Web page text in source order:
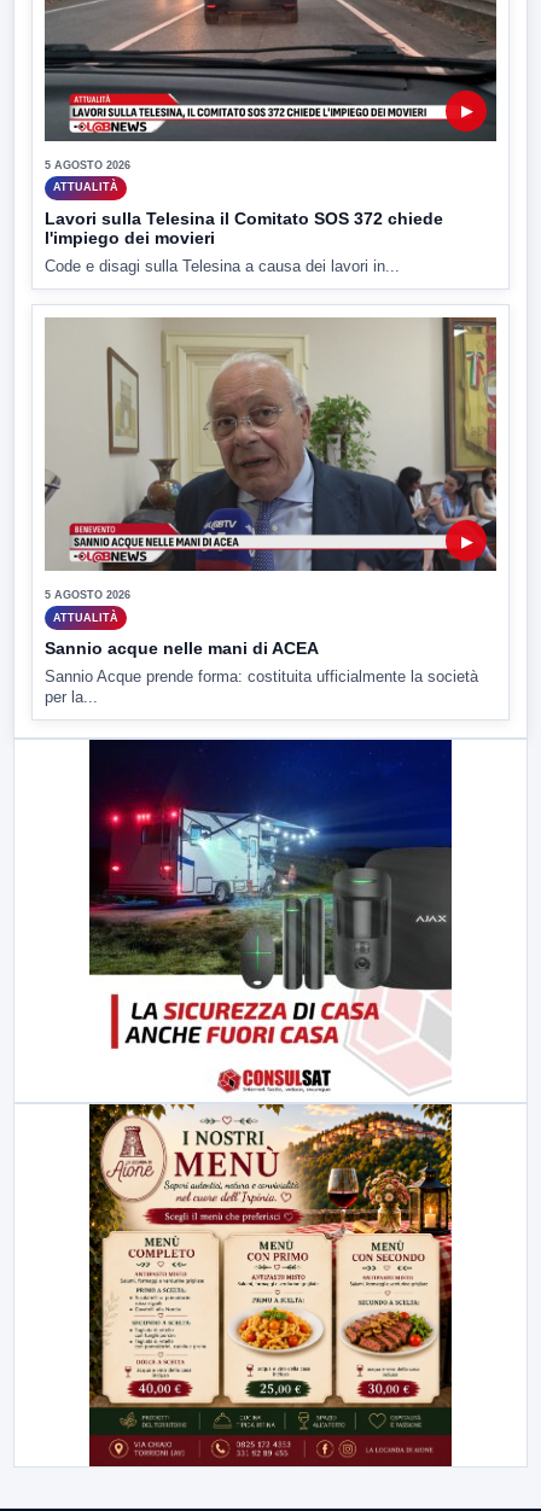
▶
5 AGOSTO 2026
ATTUALITÀ
Lavori sulla Telesina il Comitato SOS 372 chiede
l'impiego dei movieri
Code e disagi sulla Telesina a causa dei lavori in...
▶
5 AGOSTO 2026
ATTUALITÀ
Sannio acque nelle mani di ACEA
Sannio Acque prende forma: costituita ufficialmente la società
per la...